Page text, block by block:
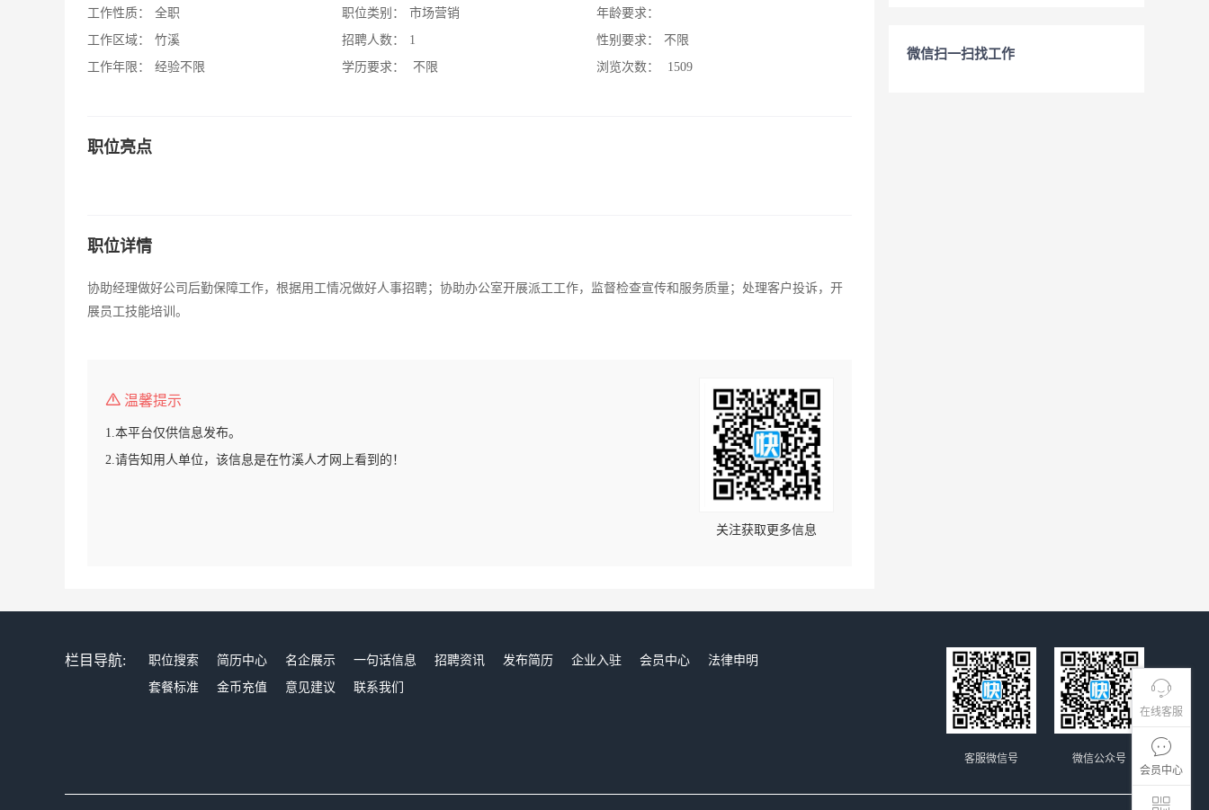
在线客服
会员中心
工作性质：
全职
工作区域：
竹溪
工作年限：
经验不限
职位类别：
市场营销
招聘人数：
1
学历要求：
不限
年龄要求：
性别要求：
不限
浏览次数：
1509
职位亮点
职位详情
协助经理做好公司后勤保障工作，根据用工情况做好人事招聘；协助办公室开展派工工作，监督检查宣传和服务质量；处理客户投诉，开
展员工技能培训。
温馨提示
1.本平台仅供信息发布。
2.请告知用人单位，该信息是在竹溪人才网上看到的！
关注获取更多信息
微信扫一扫找工作
栏目导航: 职位搜索 简历中心 名企展示 一句话信息 招聘资讯 发布简历 企业入驻 会员中心
法律申明
套餐标准
金币充值 意见建议 联系我们
微信公众号
客服微信号